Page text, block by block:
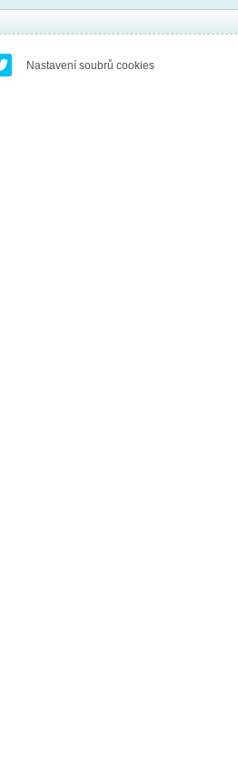
Nastavení soubrů cookies